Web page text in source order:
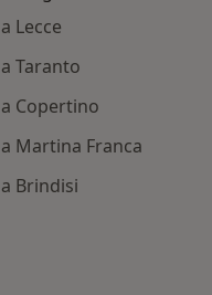
Lecce
Taranto
Copertino
Martina Franca
Brindisi